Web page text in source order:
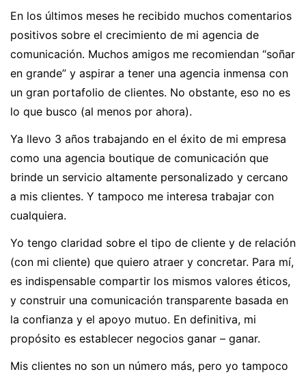
En los últimos meses he recibido muchos comentarios
positivos sobre el crecimiento de mi agencia de
comunicación. Muchos amigos me recomiendan “soñar
en grande” y aspirar a tener una agencia inmensa con
un gran portafolio de clientes. No obstante, eso no es
lo que busco (al menos por ahora).
Ya llevo 3 años trabajando en el éxito de mi empresa
como una agencia boutique de comunicación que
brinde un servicio altamente personalizado y cercano
a mis clientes. Y tampoco me interesa trabajar con
cualquiera.
Yo tengo claridad sobre el tipo de cliente y de relación
(con mi cliente) que quiero atraer y concretar. Para mí,
es indispensable compartir los mismos valores éticos,
y construir una comunicación transparente basada en
la confianza y el apoyo mutuo. En definitiva, mi
propósito es establecer negocios ganar – ganar.
Mis clientes no son un número más, pero yo tampoco